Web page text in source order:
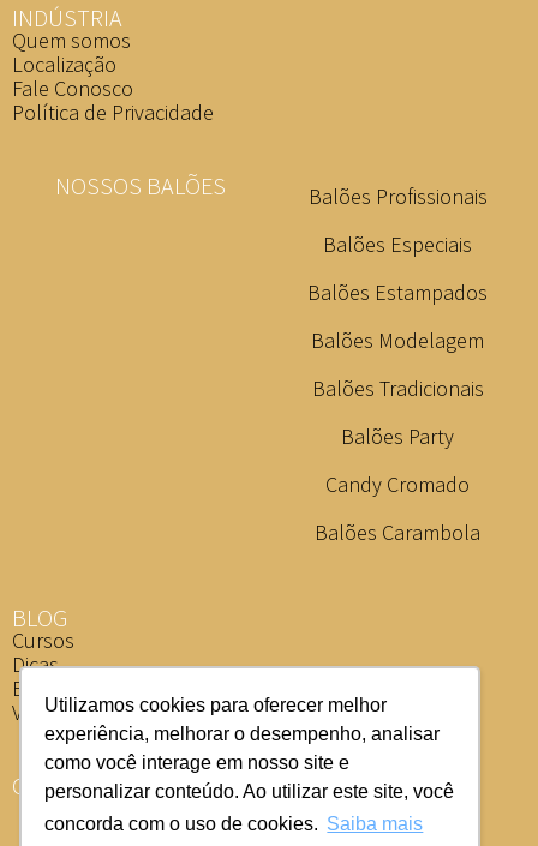
Utilizamos cookies para oferecer melhor
experiência, melhorar o desempenho, analisar
como você interage em nosso site e
personalizar conteúdo. Ao utilizar este site, você
concorda com o uso de cookies. Saiba mais
INDÚSTRIA
Quem somos
Localização
Fale Conosco
Política de Privacidade
NOSSOS BALÕES
Balões Profissionais
Balões Especiais
Balões Estampados
Balões Modelagem
Balões Tradicionais
Balões Party
Candy Cromado
Balões Carambola
BLOG
Cursos
Dicas
Eventos
Vídeos
ONDE COMPRAR